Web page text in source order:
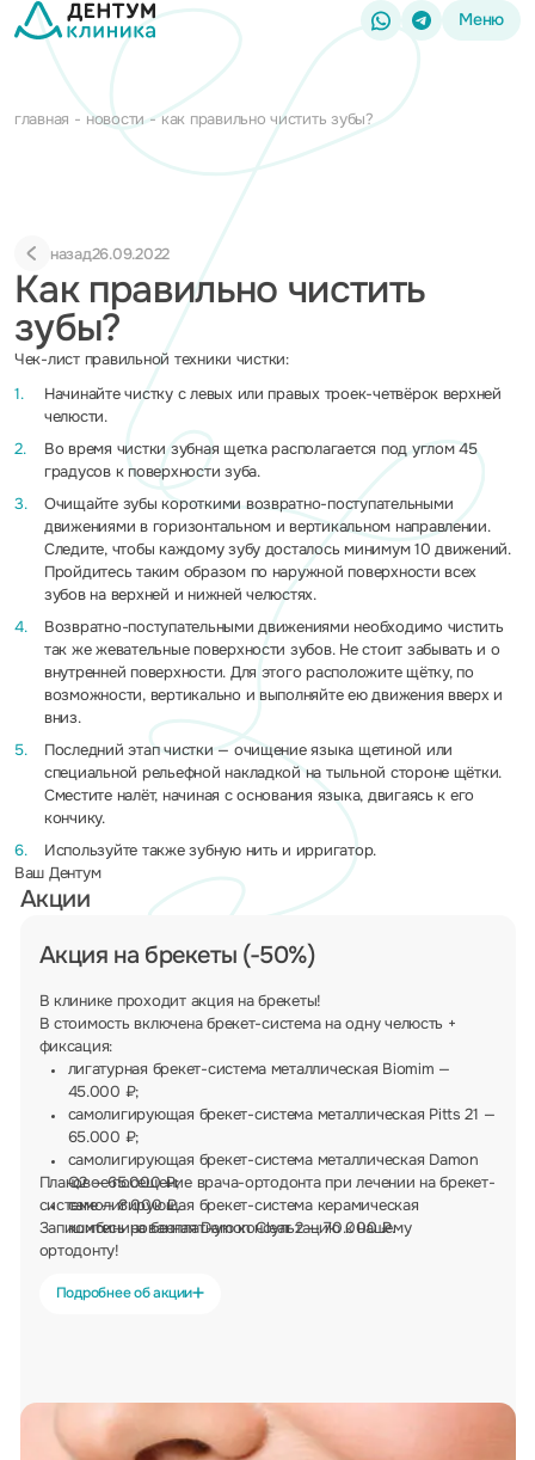
Меню
главная новости как правильно чистить зубы?
назад26.09.2022
Как правильно чистить
зубы?
Чек-лист правильной техники чистки:
Начинайте чистку с левых или правых троек-четвёрок верхней
челюсти.
Во время чистки зубная щетка располагается под углом 45
градусов к поверхности зуба.
Очищайте зубы короткими возвратно-поступательными
движениями в горизонтальном и вертикальном направлении.
Следите, чтобы каждому зубу досталось минимум 10 движений.
Пройдитесь таким образом по наружной поверхности всех
зубов на верхней и нижней челюстях.
Возвратно-поступательными движениями необходимо чистить
так же жевательные поверхности зубов. Не стоит забывать и о
внутренней поверхности. Для этого расположите щётку, по
возможности, вертикально и выполняйте ею движения вверх и
вниз.
Последний этап чистки — очищение языка щетиной или
специальной рельефной накладкой на тыльной стороне щётки.
Сместите налёт, начиная с основания языка, двигаясь к его
кончику.
Используйте также зубную нить и ирригатор.
Ваш Дентум
Акции
Акция на брекеты (-50%)
В клинике проходит акция на брекеты!
В стоимость включена брекет-система на одну челюсть +
фиксация:
лигатурная брекет-система металлическая Biomim —
45.000 ₽;
самолигирующая брекет-система металлическая Pitts 21 —
65.000 ₽;
самолигирующая брекет-система металлическая Damon
Q2 — 65.000 ₽;
самолигирующая брекет-система керамическая
комбинированная Damon Clear 2 — 70.000 ₽.
Плановое посещение врача-ортодонта при лечении на брекет-
системе — 8.000 ₽.
Запишитесь на бесплатную консультацию к нашему
ортодонту!
Подробнее об акции